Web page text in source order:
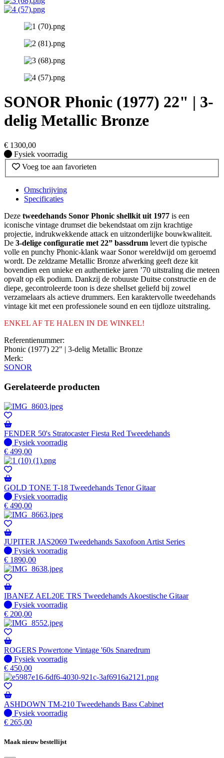
SONOR Phonic (1977) 22" | 3-
delig Metallic Bronze
€ 1300,00
Fysiek voorradig
Fysiek voorradig
Voeg toe aan favorieten
Omschrijving
Specificaties
Deze tweedehands Sonor Phonic shellkit uit 1977 is een
iconische vintage drumset die bekendstaat om zijn krachtige
projectie, indrukwekkende attack en uitzonderlijke bouwkwaliteit.
De 3-delige configuratie met 22” bassdrum levert die typische
volle en punchy Phonic-klank waar Sonor wereldwijd om geroemd
wordt. De zeldzame Metallic Bronze afwerking geeft deze kit
bovendien een unieke en authentieke jaren ’70 uitstraling die meteen
opvalt op elk podium. Dankzij de robuuste Duitse constructie en de
diepe, gecontroleerde toon is deze shellset geliefd bij zowel
verzamelaars als actieve drummers. Een karaktervolle tweedehands
vintage kit met een professionele sound en een tijdloze uitstraling.
ENKEL AF TE HALEN IN DE WINKEL!
Referentienummer:
Phonic (1977) 22" | 3-delig Metallic Bronze
Merk:
SONOR
Gerelateerde producten
FENDER 50's Stratocaster Fiesta Red Tweedehands
Fysiek voorradig
Fysiek voorradig
€ 499,00
GOLD TONE T-18 Tweedehands Tenor Gitaar
Fysiek voorradig
Fysiek voorradig
€ 490,00
JUPITER JAS2069 Tweedehands Saxofoon Artist Series
Fysiek voorradig
Fysiek voorradig
€ 1890,00
IBANEZ AEL20E TRS Tweedehands Akoestische Gitaar
Fysiek voorradig
Fysiek voorradig
€ 200,00
ROGERS Powertone Vintage '60s Snaredrum
Fysiek voorradig
Fysiek voorradig
€ 450,00
ASHDOWN TM-210 Tweedehands Bass Cabinet
Fysiek voorradig
Fysiek voorradig
€ 265,00
Maak nieuw bestellijst